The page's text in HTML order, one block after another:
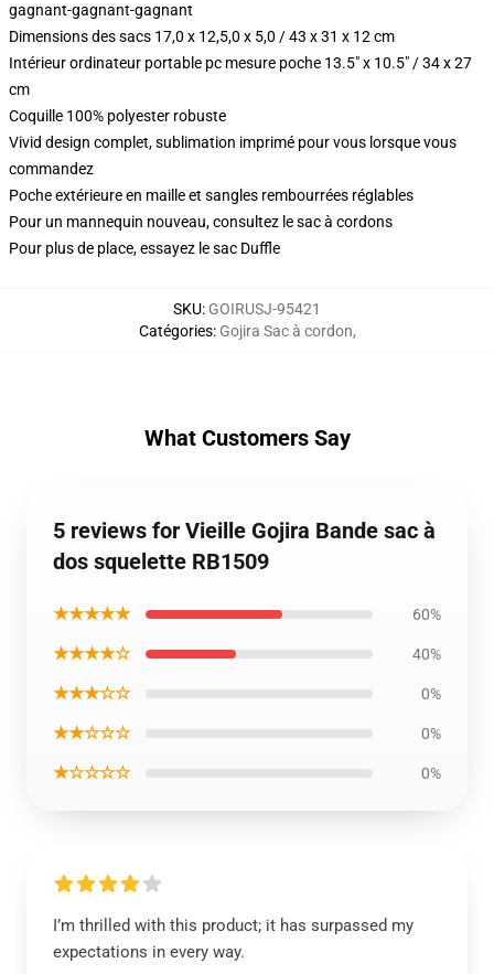
gagnant-gagnant-gagnant
Dimensions des sacs 17,0 x 12,5,0 x 5,0 / 43 x 31 x 12 cm
Intérieur ordinateur portable pc mesure poche 13.5" x 10.5" / 34 x 27
cm
Coquille 100% polyester robuste
Vivid design complet, sublimation imprimé pour vous lorsque vous
commandez
Poche extérieure en maille et sangles rembourrées réglables
Pour un mannequin nouveau, consultez le sac à cordons
Pour plus de place, essayez le sac Duffle
SKU: GOIRUSJ-95421
Catégories: Gojira Sac à cordon,
What Customers Say
5 reviews for Vieille Gojira Bande sac à
dos squelette RB1509
★★★★★ 60%
★★★★☆ 40%
★★★☆☆ 0%
★★☆☆☆ 0%
★☆☆☆☆ 0%
I’m thrilled with this product; it has surpassed my
expectations in every way.